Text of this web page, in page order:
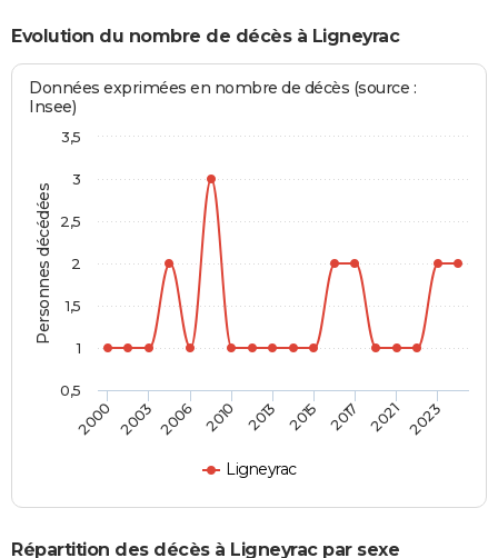
Evolution du nombre de décès à Ligneyrac
Personnes décédées
Données exprimées en nombre de décès (source :
Insee)
Ligneyrac
2000 2003 2006 2010 2013 2015 2017 2021 2023
0,5
1
1,5
2
2,5
3
3,5
Répartition des décès à Ligneyrac par sexe